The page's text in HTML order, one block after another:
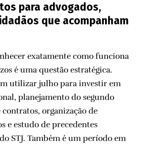
para advogados,
que acompanham
exatamente como funciona
é uma questão estratégica.
utilizar julho para investir em
planejamento do segundo
contratos, organização de
e estudo de precedentes
STJ. Também é um período em